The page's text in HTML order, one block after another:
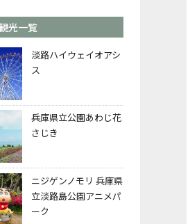
光一覧
淡路ハイウェイオアシ
ス
兵庫県立公園あわじ花
さじき
ニジゲンノモリ 兵庫県
立淡路島公園アニメパ
ーク